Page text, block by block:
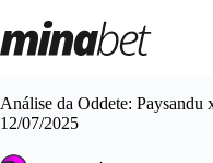
para
o
Análise da Oddete: Paysandu
12/07/2025